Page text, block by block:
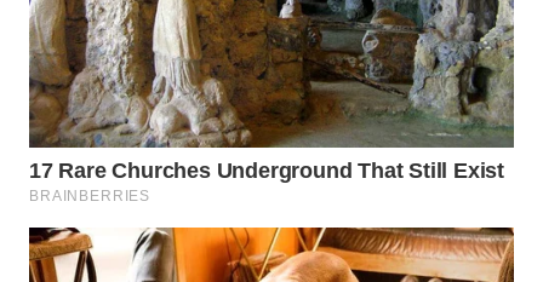
UTARA
WN
SAMOSIR
WN
PADANG